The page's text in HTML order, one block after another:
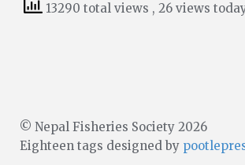
13290 total views , 26 views
© Nepal Fisheries Society 2026
Eighteen tags designed by